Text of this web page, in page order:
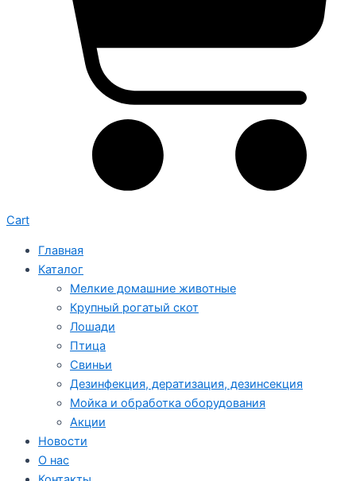
Cart
Главная
Каталог
Мелкие домашние животные
Крупный рогатый скот
Лошади
Птица
Свиньи
Дезинфекция, дератизация, дезинсекция
Мойка и обработка оборудования
Акции
Новости
О нас